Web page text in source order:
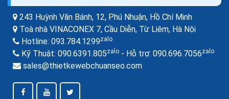
243 Huỳnh Văn Bánh, 12, Phú Nhuận, Hồ Chí Minh
Toà nhà VINACONEX 7, Cầu Diễn, Từ Liêm, Hà Nội
Hotline: 093.784.1299zalo
Kỹ Thuật: 090.6391.805zalo - Hỗ trợ: 090.696.7056zalo
sales@thietkewebchuanseo.com